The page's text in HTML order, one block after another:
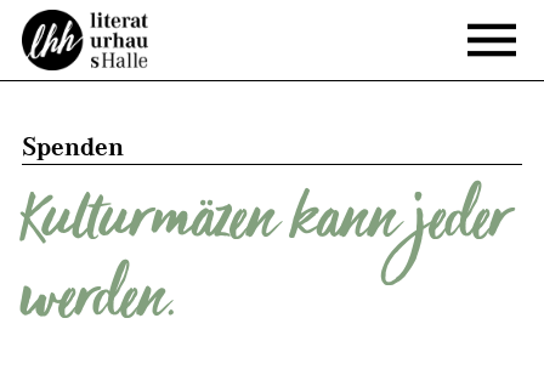
Spenden
Kulturmäzen kann jeder
werden.